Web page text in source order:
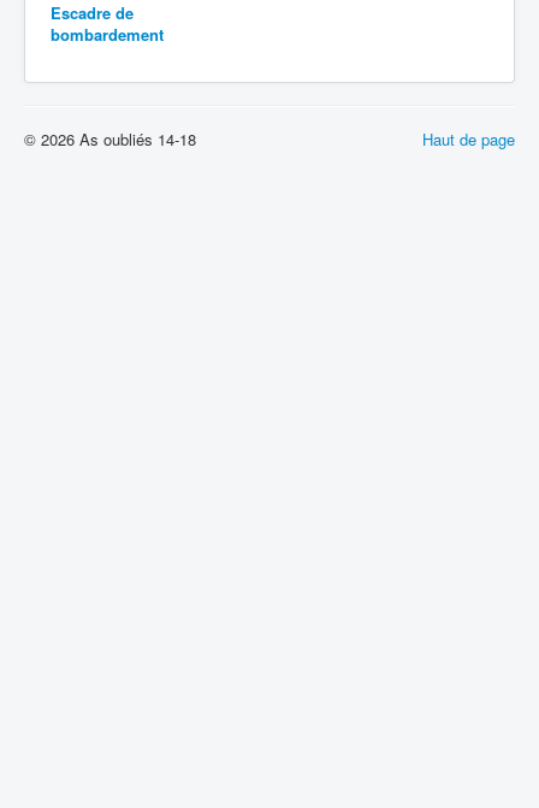
Escadre de
bombardement
Haut de page
© 2026 As oubliés 14-18